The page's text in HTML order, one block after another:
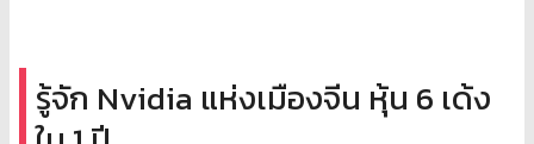
รู้จัก Nvidia แห่งเมืองจีน หุ้น 6 เด้ง